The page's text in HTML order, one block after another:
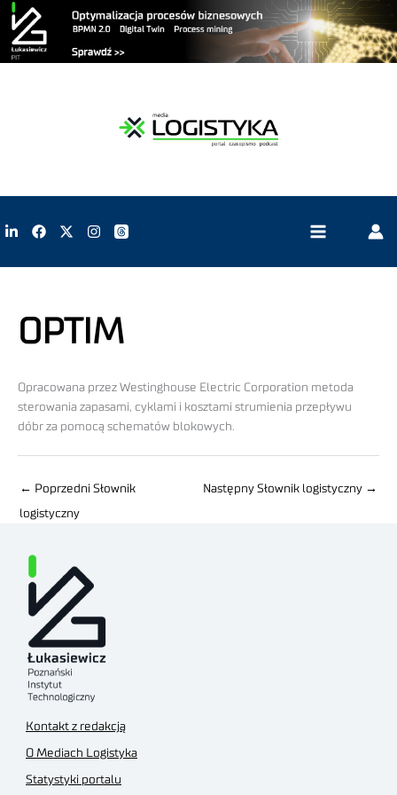
OPTIM
Opracowana przez Westinghouse Electric Corporation metoda
sterowania zapasami, cyklami i kosztami strumienia przepływu
dóbr za pomocą schematów blokowych.
← Poprzedni Słownik
logistyczny
Następny Słownik logistyczny →
Kontakt z redakcją
O Mediach Logistyka
Statystyki portalu